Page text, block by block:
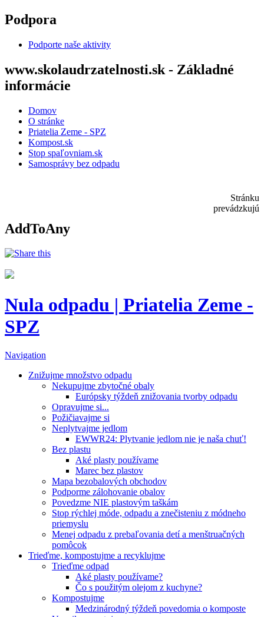
Skočiť na hlavný obsah
Podpora
Podporte naše aktivity
www.skolaudrzatelnosti.sk - Základné
informácie
Domov
O stránke
Priatelia Zeme - SPZ
Kompost.sk
Stop spaľovniam.sk
Samosprávy bez odpadu
Stránku
prevádzkujú
AddToAny
Nula odpadu | Priatelia Zeme -
SPZ
Navigation
Znižujme množstvo odpadu
Nekupujme zbytočné obaly
Európsky týždeň znižovania tvorby odpadu
Opravujme si...
Požičiavajme si
Neplytvajme jedlom
EWWR24: Plytvanie jedlom nie je naša chuť!
Bez plastu
Aké plasty používame
Marec bez plastov
Mapa bezobalových obchodov
Podporme zálohovanie obalov
Povedzme NIE plastovým taškám
Stop rýchlej móde, odpadu a znečisteniu z módneho
priemyslu
Menej odpadu z prebaľovania detí a menštruačných
pomôcok
Trieďme, kompostujme a recyklujme
Trieďme odpad
Aké plasty používame?
Čo s použitým olejom z kuchyne?
Kompostujme
Medzinárodný týždeň povedomia o komposte